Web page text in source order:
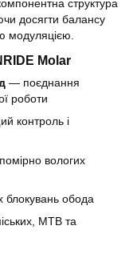
структура
досягти балансу
модуляцією.
Molar
— поєднання
роботи
контроль і
вологих
блокувань обода
MTB та